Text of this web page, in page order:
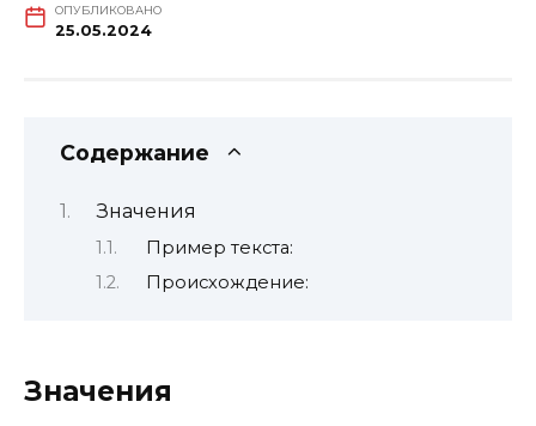
ОПУБЛИКОВАНО
25.05.2024
Содержание
Значения
Пример текста:
Происхождение:
Значения